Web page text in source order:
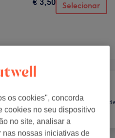
€ 3,50 Selecionar
e
Salão de
Cabeleireiro
Tratamento
unhas
os cookies", concorda
cookies no seu dispositivo
no site, analisar a
nossas iniciativas de